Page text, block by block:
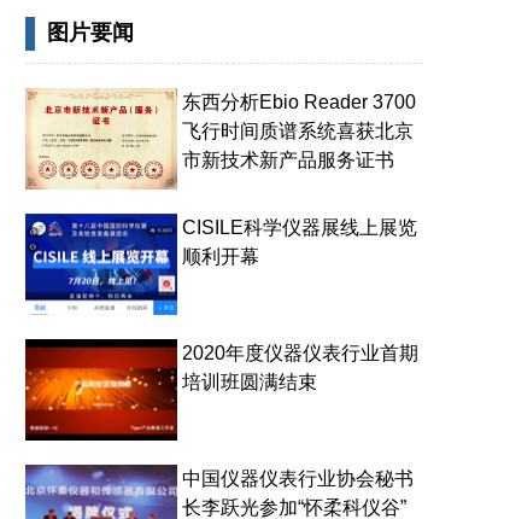
图片要闻
东西分析Ebio Reader 3700
飞行时间质谱系统喜获北京
市新技术新产品服务证书
CISILE科学仪器展线上展览
顺利开幕
2020年度仪器仪表行业首期
培训班圆满结束
中国仪器仪表行业协会秘书
长李跃光参加“怀柔科仪谷”